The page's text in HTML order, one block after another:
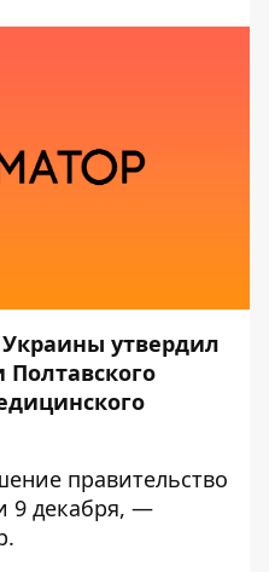
утвердил
правительство
9 декабря, —
.